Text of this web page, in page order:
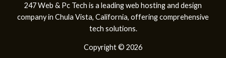
247 Web & Pc Tech is a leading web hosting and design
company in Chula Vista, California, offering comprehensive
tech solutions.
Copyright © 2026